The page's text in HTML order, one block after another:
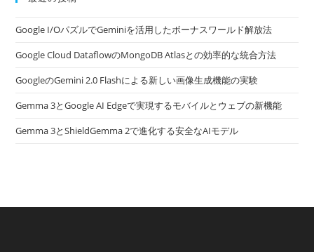
Google I/OパズルでGeminiを活用したボーナスワールド解放法
Google Cloud DataflowのMongoDB Atlasとの効率的な統合方法
GoogleのGemini 2.0 Flashによる新しい画像生成機能の実験
Gemma 3とGoogle AI Edgeで実現するモバイルとウェブの新機能
Gemma 3とShieldGemma 2で進化する安全なAIモデル